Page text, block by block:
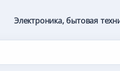
Электроника, бытовая